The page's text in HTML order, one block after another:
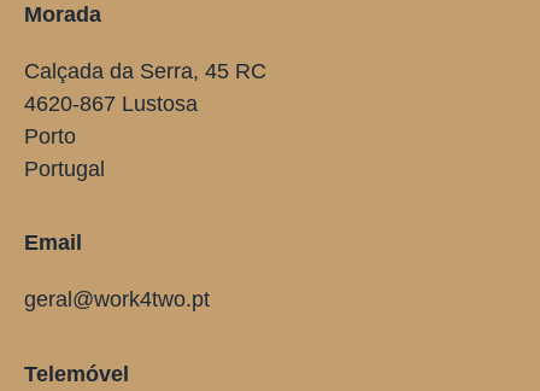
Morada
Calçada da Serra, 45 RC
4620-867 Lustosa
Porto
Portugal
Email
geral@work4two.pt
Telemóvel